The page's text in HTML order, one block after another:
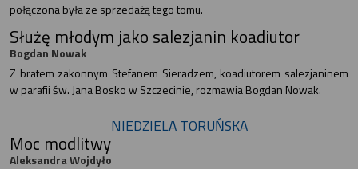
połączona była ze sprzedażą tego tomu.
Służę młodym jako salezjanin koadiutor
Bogdan Nowak
Z bratem zakonnym Stefanem Sieradzem, koadiutorem salezjaninem
w parafii św. Jana Bosko w Szczecinie, rozmawia Bogdan Nowak.
NIEDZIELA TORUŃSKA
Moc modlitwy
Aleksandra Wojdyło